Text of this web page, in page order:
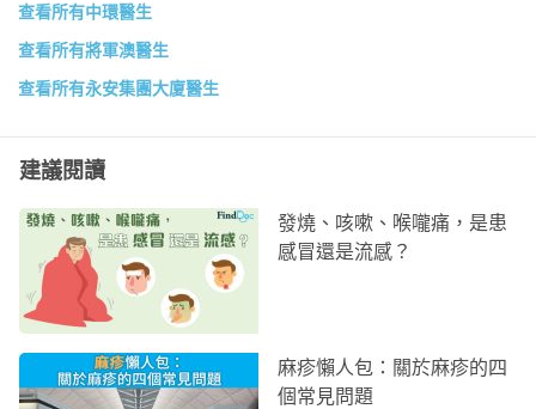
查看所有中環醫生
查看所有將軍澳醫生
查看所有永安集團大廈醫生
建議閱讀
發燒、咳嗽、喉嚨痛，是患
感冒還是流感？
麻疹懶人包：關於麻疹的四
個常見問題